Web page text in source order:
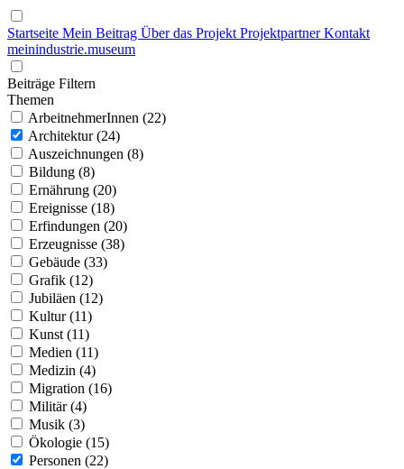
Startseite Mein Beitrag Über das Projekt ProjektpartnerKontakt
meinindustrie.museum
Beiträge Filtern
Themen
ArbeitnehmerInnen (22)
Architektur (24)
Auszeichnungen (8)
Bildung (8)
Ernährung (20)
Ereignisse (18)
Erfindungen (20)
Erzeugnisse (38)
Gebäude (33)
Grafik (12)
Jubiläen (12)
Kultur (11)
Kunst (11)
Medien (11)
Medizin (4)
Migration (16)
Militär (4)
Musik (3)
Ökologie (15)
Personen (22)